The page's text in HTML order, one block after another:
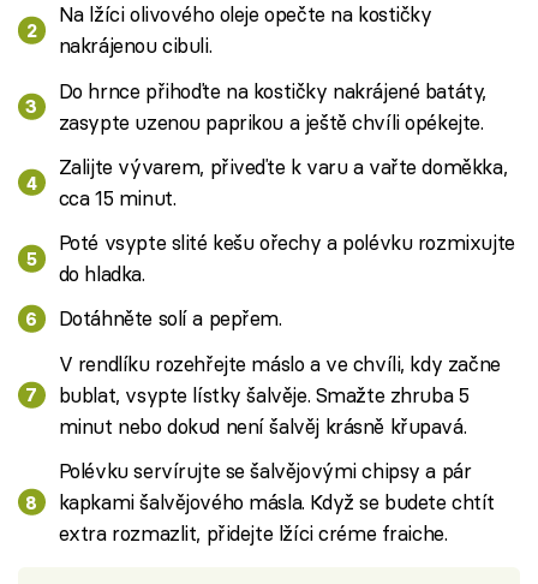
Na lžíci olivového oleje opečte na kostičky
nakrájenou cibuli.
Do hrnce přihoďte na kostičky nakrájené batáty,
zasypte uzenou paprikou a ještě chvíli opékejte.
Zalijte vývarem, přiveďte k varu a vařte doměkka,
cca 15 minut.
Poté vsypte slité kešu ořechy a polévku rozmixujte
do hladka.
Dotáhněte solí a pepřem.
V rendlíku rozehřejte máslo a ve chvíli, kdy začne
bublat, vsypte lístky šalvěje. Smažte zhruba 5
minut nebo dokud není šalvěj krásně křupavá.
Polévku servírujte se šalvějovými chipsy a pár
kapkami šalvějového másla. Když se budete chtít
extra rozmazlit, přidejte lžíci créme fraiche.